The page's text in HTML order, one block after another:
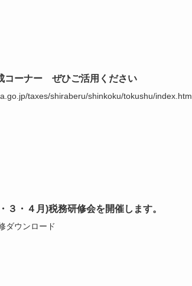
コーナー ぜひご活用ください
taxes/shiraberu/shinkoku/tokushu/index.htm
３・４月)税務研修会を開催します。
ダウンロード